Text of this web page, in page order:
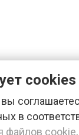
cookies
в
файлов cookie.